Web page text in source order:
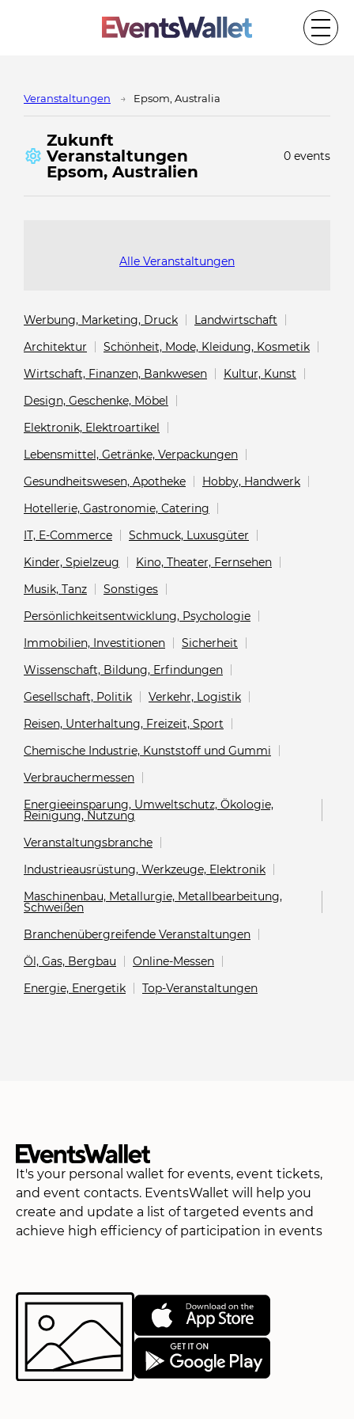
Veranstaltungen Epsom, Australia
Zukunft
Veranstaltungen
Epsom, Australien
0 events
Alle Veranstaltungen
Werbung, Marketing, Druck
Landwirtschaft
Architektur
Schönheit, Mode, Kleidung, Kosmetik
Wirtschaft, Finanzen, Bankwesen
Kultur, Kunst
Design, Geschenke, Möbel
Elektronik, Elektroartikel
Lebensmittel, Getränke, Verpackungen
Gesundheitswesen, Apotheke
Hobby, Handwerk
Hotellerie, Gastronomie, Catering
IT, E-Commerce
Schmuck, Luxusgüter
Kinder, Spielzeug
Kino, Theater, Fernsehen
Musik, Tanz
Sonstiges
Persönlichkeitsentwicklung, Psychologie
Immobilien, Investitionen
Sicherheit
Wissenschaft, Bildung, Erfindungen
Gesellschaft, Politik
Verkehr, Logistik
Reisen, Unterhaltung, Freizeit, Sport
Chemische Industrie, Kunststoff und Gummi
Verbrauchermessen
Energieeinsparung, Umweltschutz, Ökologie,
Reinigung, Nutzung
Veranstaltungsbranche
Industrieausrüstung, Werkzeuge, Elektronik
Maschinenbau, Metallurgie, Metallbearbeitung,
Schweißen
Branchenübergreifende Veranstaltungen
Öl, Gas, Bergbau
Online-Messen
Energie, Energetik
Top-Veranstaltungen
It's your personal wallet for events, event tickets,
and event contacts. EventsWallet will help you
create and update a list of targeted events and
achieve high efficiency of participation in events